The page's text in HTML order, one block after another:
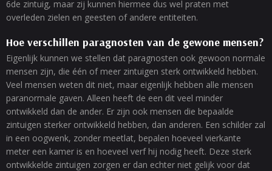
6de zintuig, maar zij kunnen hiermee dus wel praten met
overleden zielen en geesten of andere entiteiten.
Hoe verschillen paragnosten van de gewone mensen?
Eigenlijk kunnen we stellen dat paragnosten ook gewoon normale
mensen zijn, die één of meer zintuigen sterk ontwikkeld hebben.
Veel mensen weten dit niet, maar eigenlijk hebben alle mensen
paranormale gaven. Alleen heeft de een dit veel minder
ontwikkeld dan de ander. Er zijn ook mensen die bepaalde
zintuigen sterker ontwikkeld hebben, dan anderen. Een schilder zal
in een oogwenk, zonder meetlat, bepalen hoeveel vierkante
meter een kamer is en hoeveel verf hij nodig heeft. Deze sterk
ontwikkelde zintuigen zorgen er dan echter niet gelijk voor dat